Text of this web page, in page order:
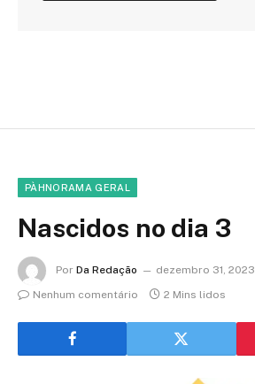
PÀHNORAMA GERAL
Nascidos no dia 3
Por Da Redação
dezembro 31, 2023
Nenhum comentário
2 Mins lidos